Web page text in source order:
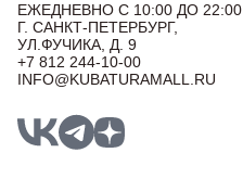
ЕЖЕДНЕВНО С 10:00 ДО 22:00
Г. САНКТ-ПЕТЕРБУРГ,
УЛ.ФУЧИКА, Д. 9
+7 812 244-10-00
INFO@KUBATURAMALL.RU